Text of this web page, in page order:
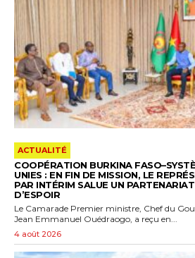
ACTUALITÉ
COOPÉRATION BURKINA
UNIES : EN FIN DE MISSION, LE
PAR INTÉRIM SALUE UN
D’ESPOIR
Le Camarade Premier ministre, Chef du
Jean Emmanuel Ouédraogo, a reçu en...
4 août 2026